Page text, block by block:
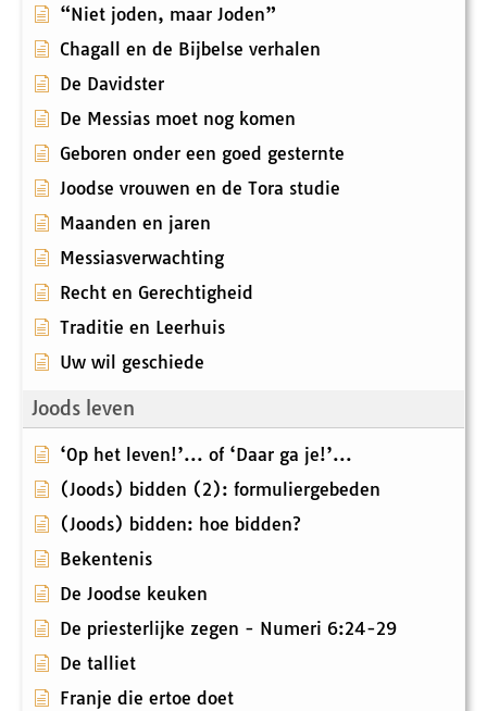
“Niet joden, maar Joden”
Chagall en de Bijbelse verhalen
De Davidster
De Messias moet nog komen
Geboren onder een goed gesternte
Joodse vrouwen en de Tora studie
Maanden en jaren
Messiasverwachting
Recht en Gerechtigheid
Traditie en Leerhuis
Uw wil geschiede
Joods leven
‘Op het leven!’... of ‘Daar ga je!’...
(Joods) bidden (2): formuliergebeden
(Joods) bidden: hoe bidden?
Bekentenis
De Joodse keuken
De priesterlijke zegen - Numeri 6:24-29
De talliet
Franje die ertoe doet